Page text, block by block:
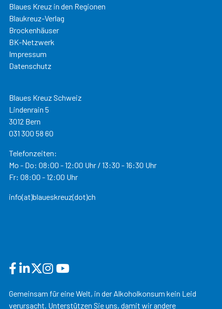
Blaues Kreuz in den Regionen
Blaukreuz-Verlag
Brockenhäuser
BK-Netzwerk
Impressum
Datenschutz
Blaues Kreuz Schweiz
Lindenrain 5
3012 Bern
031 300 58 60
Telefonzeiten:
Mo - Do: 08:00 - 12:00 Uhr / 13:30 - 16:30 Uhr
Fr: 08:00 - 12:00 Uhr
info(at)blaueskreuz(dot)ch
Gemeinsam für eine Welt, in der Alkoholkonsum kein Leid
verursacht. Unterstützen Sie uns, damit wir andere